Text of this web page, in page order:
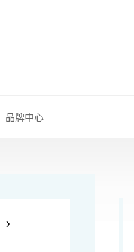
品牌中心